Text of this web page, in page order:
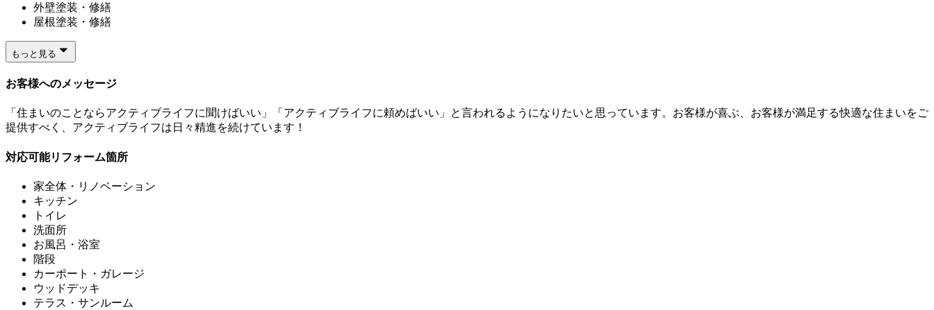
外壁塗装・修繕
屋根塗装・修繕
もっと見る
お客様へのメッセージ
「住まいのことならアクティブライフに聞けばいい」「アクティブライフに頼めばいい」と言われるようになりたいと思っています。お客様が喜ぶ、お客様が満足する快適な住まいをご
提供すべく、アクティブライフは日々精進を続けています！
対応可能リフォーム箇所
家全体・リノベーション
キッチン
トイレ
洗面所
お風呂・浴室
階段
カーポート・ガレージ
ウッドデッキ
テラス・サンルーム